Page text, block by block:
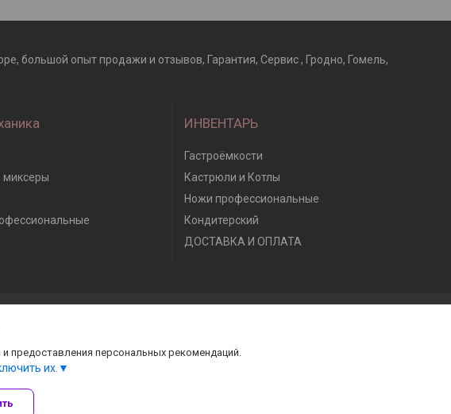
большой опыт продажи и отзывов, Гарантия, Сервис , Гродно, Гомель,
миксеры
ИНВЕНТАРЬ
Гастроёмкости
Кастрюли и Котлы
Ножи профессиональные
Кондитерский
ДОСТАВКА И ОПЛАТА
предоставления персональных рекомендаций.
их.